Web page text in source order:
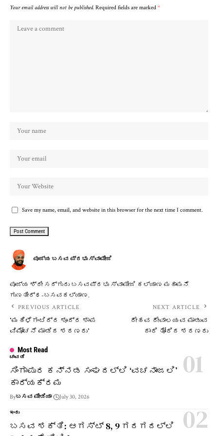
Your email address will not be published. Required fields are marked *
Save my name, email, and website in this browser for the next time I comment.
ಪೂಜ್ಯ ಬಸವ ಪ್ರಭು ಸ್ವಾಮೀಜಿ
ಪೂಜ್ಯ ಶ್ರೀ ಸದ್ಗುರು ಬಸವಪ್ರಭು ಸ್ವಾಮೀಜಿ ಕಲ್ಯಾಣ ಮಹಾಮನೆ
ಗುಣತೀರ್ಥ-ಬಸವಕಲ್ಯಾಣ.
PREVIOUS ARTICLE
‘ಮಹಿಳೆಗಂಟಿದ್ದ ಶೂದ್ರ ಶಾಪ
ವಿಮೋಚನೆ ಮಾಡಿದ ಶರಣರು’
NEXT ARTICLE
ದೇಹವ ದೇವಾಲಯವ ಮಾಡುವ
ದಾರಿ ತೋರಿದ ಶರಣರು
Most Read
ಚಾವಡಿ
ಸಿಂಗಾಪುರ ಕನ್ನಡ ಸಂಘದಲ್ಲಿ ‘ವಚನಾಂಜಲಿ’
ಕಾರ್ಯಕ್ರಮ
Byಬಸವ ಮೀಡಿಯಾ July 30, 2026
ಇಂದು
ಬಸವ ಶಕ್ತಿ: ಆಗಸ್ಟ್ 8, 9 ಗದಗದಲ್ಲಿ